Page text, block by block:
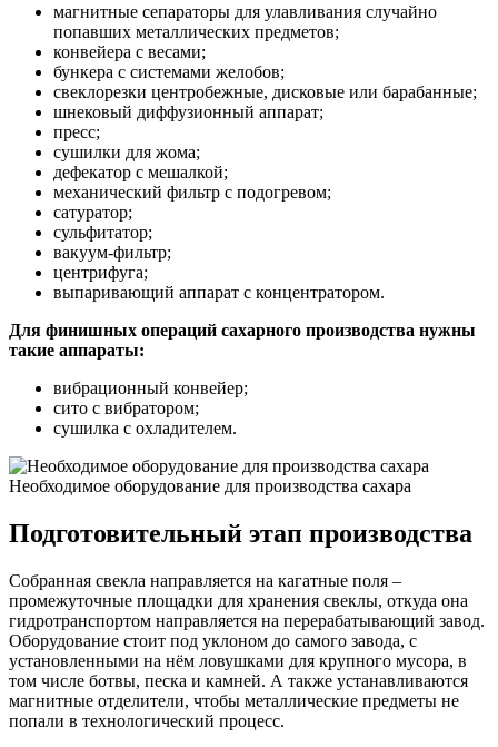
магнитные сепараторы для улавливания случайно
попавших металлических предметов;
конвейера с весами;
бункера с системами желобов;
свеклорезки центробежные, дисковые или барабанные;
шнековый диффузионный аппарат;
пресс;
сушилки для жома;
дефекатор с мешалкой;
механический фильтр с подогревом;
сатуратор;
сульфитатор;
вакуум-фильтр;
центрифуга;
выпаривающий аппарат с концентратором.
Для финишных операций сахарного производства нужны
такие аппараты:
вибрационный конвейер;
сито с вибратором;
сушилка с охладителем.
Необходимое оборудование для производства сахара
Подготовительный этап производства
Собранная свекла направляется на кагатные поля –
промежуточные площадки для хранения свеклы, откуда она
гидротранспортом направляется на перерабатывающий завод.
Оборудование стоит под уклоном до самого завода, с
установленными на нём ловушками для крупного мусора, в
том числе ботвы, песка и камней. А также устанавливаются
магнитные отделители, чтобы металлические предметы не
попали в технологический процесс.